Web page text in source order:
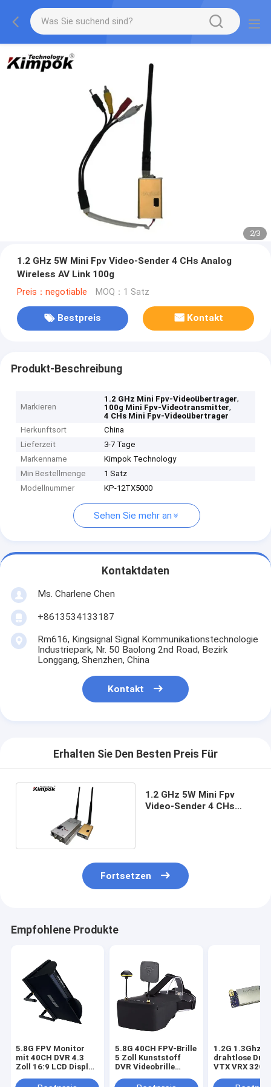
2/3
1.2 GHz 5W Mini Fpv Video-Sender 4 CHs Analog
Wireless AV Link 100g
Preis：negotiable MOQ：1 Satz
Bestpreis Kontakt
Produkt-Beschreibung
Markieren
1.2 GHz Mini Fpv-Videoübertrager,
100g Mini Fpv-Videotransmitter,
4 CHs Mini Fpv-Videoübertrager
Herkunftsort
China
Lieferzeit
3-7 Tage
Markenname
Kimpok Technology
Min Bestellmenge
1 Satz
Modellnummer
KP-12TX5000
Sehen Sie mehr an
Kontaktdaten
Ms. Charlene Chen
+8613534133187
Rm616, Kingsignal Signal Kommunikationstechnologie
Industriepark, Nr. 50 Baolong 2nd Road, Bezirk
Longgang, Shenzhen, China
Kontakt
Erhalten Sie Den Besten Preis Für
1.2 GHz 5W Mini Fpv
Video-Sender 4 CHs
Fortsetzen
Empfohlene Produkte
5.8G FPV Monitor
mit 40CH DVR 4.3
Zoll 16:9 LCD Display
Suchfunktion
5.8G 40CH FPV-Brille
5 Zoll Kunststoff
DVR Videobrille
Drohnenzubehör
1.2G 1.3Ghz
drahtlose
VTX VRX